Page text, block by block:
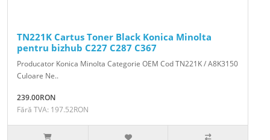
TN221K Cartus Toner Black Konica Minolta
pentru bizhub C227 C287 C367
Producator Konica Minolta Categorie OEM Cod TN221K / A8K3150
Culoare Ne..
239.00RON
Fără TVA: 197.52RON